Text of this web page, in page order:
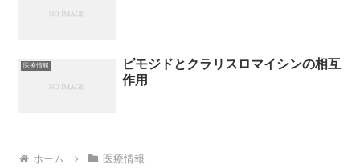
医療情報
ピモジドとクラリスロマイシンの相互
作用
ホーム 医療情報